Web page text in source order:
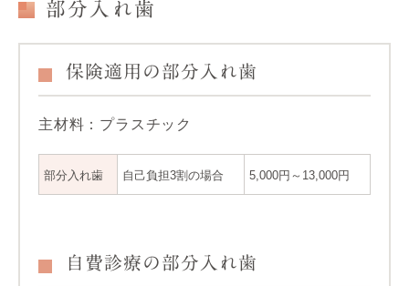
部分入れ歯
保険適用の部分入れ歯
主材料：プラスチック
部分入れ歯 自己負担3割の場合 5,000円～13,000円
自費診療の部分入れ歯